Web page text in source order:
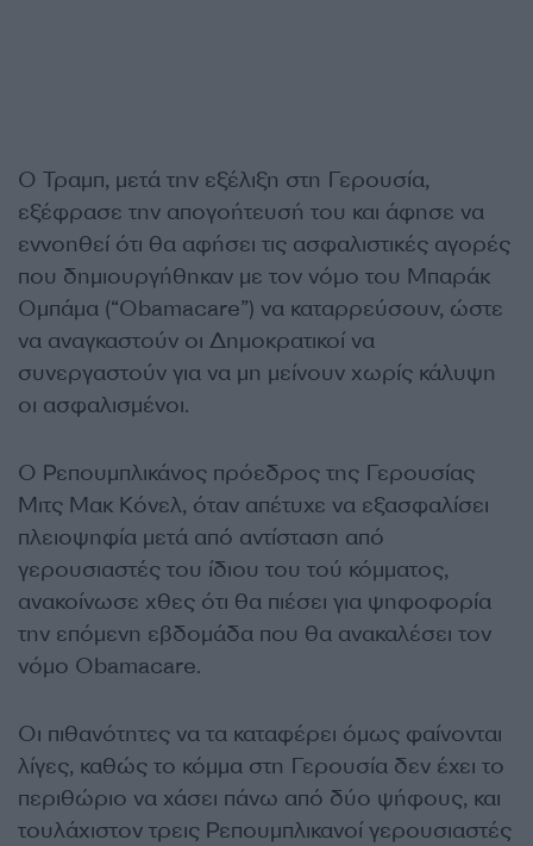
Ο Τραμπ, μετά την εξέλιξη στη Γερουσία,
εξέφρασε την απογοήτευσή του και άφησε να
εννοηθεί ότι θα αφήσει τις ασφαλιστικές αγορές
που δημιουργήθηκαν με τον νόμο του Μπαράκ
Ομπάμα (“Obamacare”) να καταρρεύσουν, ώστε
να αναγκαστούν οι Δημοκρατικοί να
συνεργαστούν για να μη μείνουν χωρίς κάλυψη
οι ασφαλισμένοι.
Ο Ρεπουμπλικάνος πρόεδρος της Γερουσίας
Μιτς Μακ Κόνελ, όταν απέτυχε να εξασφαλίσει
πλειοψηφία μετά από αντίσταση από
γερουσιαστές του ίδιου του τού κόμματος,
ανακοίνωσε χθες ότι θα πιέσει για ψηφοφορία
την επόμενη εβδομάδα που θα ανακαλέσει τον
νόμο Obamacare.
Οι πιθανότητες να τα καταφέρει όμως φαίνονται
λίγες, καθώς το κόμμα στη Γερουσία δεν έχει το
περιθώριο να χάσει πάνω από δύο ψήφους, και
τουλάχιστον τρεις Ρεπουμπλικανοί γερουσιαστές